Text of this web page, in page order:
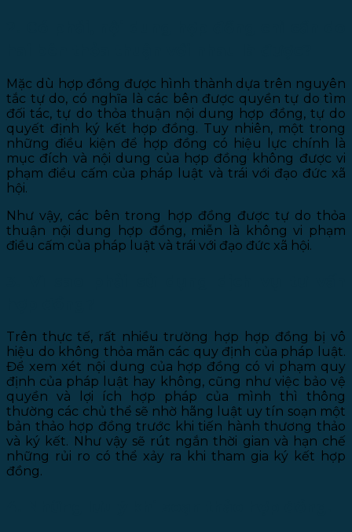
Mặc dù hợp đồng được hình thành dựa trên nguyên
tắc tự do, có nghĩa là các bên được quyền tự do tìm
đối tác, tự do thỏa thuận nội dung hợp đồng, tự do
quyết định ký kết hợp đồng. Tuy nhiên, một trong
những điều kiện để hợp đồng có hiệu lực chính là
mục đích và nội dung của hợp đồng không được vi
phạm điều cấm của pháp luật và trái với đạo đức xã
hội.
Như vậy, các bên trong hợp đồng được tự do thỏa
thuận nội dung hợp đồng, miễn là không vi phạm
điều cấm của pháp luật và trái với đạo đức xã hội.
Trên thực tế, rất nhiều trường hợp hợp đồng bị vô
hiệu do không thỏa mãn các quy định của pháp luật.
Để xem xét nội dung của hợp đồng có vi phạm quy
định của pháp luật hay không, cũng như việc bảo vệ
quyền và lợi ích hợp pháp của mình thì thông
thường các chủ thể sẽ nhờ hãng luật uy tín soạn một
bản thảo hợp đồng trước khi tiến hành thương thảo
và ký kết. Như vậy sẽ rút ngắn thời gian và hạn chế
những rủi ro có thể xảy ra khi tham gia ký kết hợp
đồng.